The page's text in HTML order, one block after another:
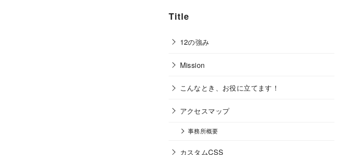
Title
12の強み
Mission
こんなとき、お役に立てます！
アクセスマップ
事務所概要
カスタムCSS